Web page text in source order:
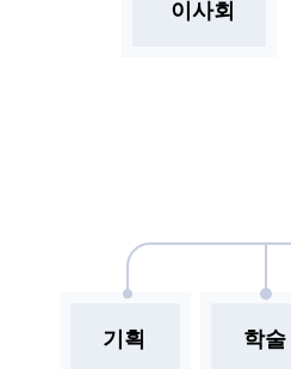
이사회
기획 학술